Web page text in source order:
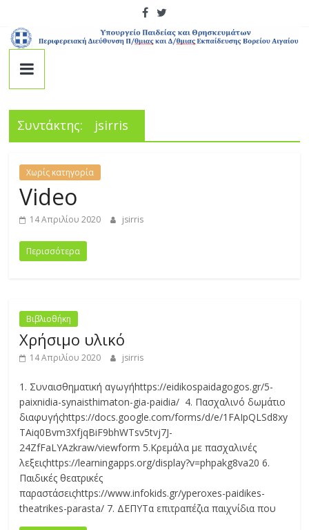
περιεχόμενο
Περιφερειακή
Διεύθυνση
Π/
θμιας
και
Δ/
Εκπαίδευσης
Βορείου
Αιγαίου
Συντάκτης: jsirris
Χωρίς κατηγορία
Video
14 Απριλίου 2020 jsirris
Περισσότερα
Βιβλιοθήκη
Χρήσιμο υλικό
14 Απριλίου 2020 jsirris
1. Συναισθηματική αγωγήhttps://eidikospaidagogos.gr/5-
paixnidia-synaisthimaton-gia-paidia/ 4. Πασχαλινό δωμάτιο
διαφυγήςhttps://docs.google.com/forms/d/e/1FAIpQLSd8xy
TAiq0Bvm3XfjqBiF9bhWTsv5tvj7J-
24ZfFaLYAzkraw/viewform 5.Κρεμάλα με πασχαλινές
λεξειςhttps://learningapps.org/display?v=phpakg8va20 6.
Παιδικές θεατρικές
παραστάσειςhttps://www.infokids.gr/yperoxes-paidikes-
theatrikes-parasta/ 7. ΔΕΠΥΤα επιτραπέζια παιχνίδια που